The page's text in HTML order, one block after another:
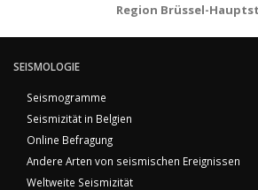
Region Brüssel-
SEISMOLOGIE
Seismogramme
Seismizität in Belgien
Online Befragung
Andere Arten von seismischen Ereignissen
Weltweite Seismizität